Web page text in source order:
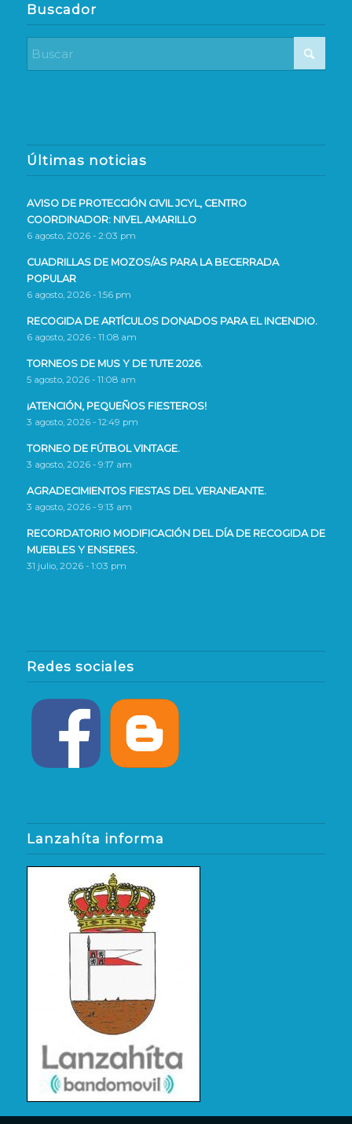
Buscador
Últimas noticias
AVISO DE PROTECCIÓN CIVIL JCYL, CENTRO
COORDINADOR: NIVEL AMARILLO
6 agosto, 2026 - 2:03 pm
CUADRILLAS DE MOZOS/AS PARA LA BECERRADA
POPULAR
6 agosto, 2026 - 1:56 pm
RECOGIDA DE ARTÍCULOS DONADOS PARA EL INCENDIO.
6 agosto, 2026 - 11:08 am
TORNEOS DE MUS Y DE TUTE 2026.
5 agosto, 2026 - 11:08 am
¡ATENCIÓN, PEQUEÑOS FIESTEROS!
3 agosto, 2026 - 12:49 pm
TORNEO DE FÚTBOL VINTAGE.
3 agosto, 2026 - 9:17 am
AGRADECIMIENTOS FIESTAS DEL VERANEANTE.
3 agosto, 2026 - 9:13 am
RECORDATORIO MODIFICACIÓN DEL DÍA DE RECOGIDA DE
MUEBLES Y ENSERES.
31 julio, 2026 - 1:03 pm
Redes sociales
Lanzahíta informa